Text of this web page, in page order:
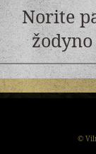
Norite
©